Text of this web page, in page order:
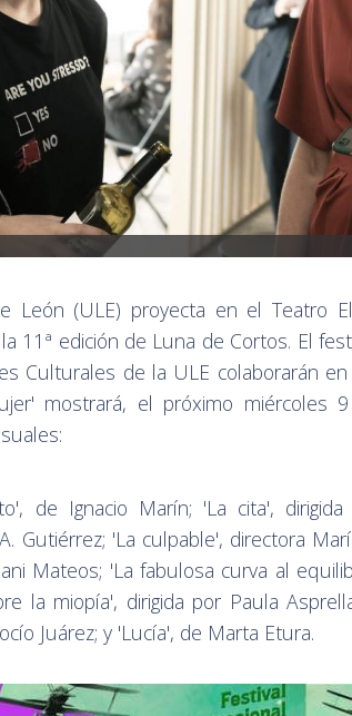
León (ULE) proyecta en el Teatro
11ª edición de Luna de Cortos. El
Culturales de la ULE colaborarán
mostrará, el próximo miércoles
de Ignacio Marín; 'La cita',
Gutiérrez; 'La culpable', directora
Mateos; 'La fabulosa curva al
la miopía', dirigida por Paula
Juárez; y 'Lucía', de Marta Etura.